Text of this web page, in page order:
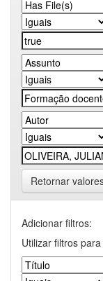
Retornar
Adicionar filtros:
Utilizar filtros